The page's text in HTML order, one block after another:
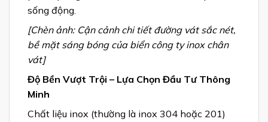
sống động.
[Chèn ảnh: Cận cảnh chi tiết đường vát sắc nét,
bề mặt sáng bóng của biển công ty inox chân
vát]
Độ Bền Vượt Trội – Lựa Chọn Đầu Tư Thông
Minh
Chất liệu inox (thường là inox 304 hoặc 201)